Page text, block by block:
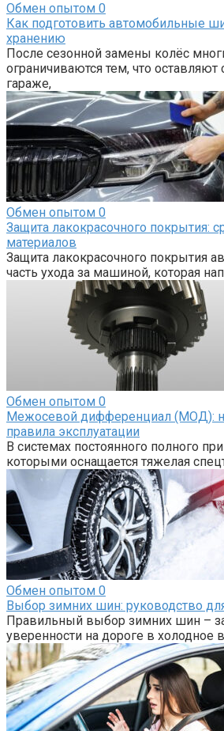
Обмен опытом 0
Как подготовить автомобильные
хранению
После сезонной замены колёс
ограничиваются тем, что
гараже,
Обмен опытом 0
Защита лакокрасочного покрытия:
материалов
Защита лакокрасочного покрытия
часть ухода за машиной, которая
Обмен опытом 0
Межосевой дифференциал (МОД):
правила эксплуатации
В системах постоянного полного
которыми оснащается тяжелая
Обмен опытом 0
Выбор зимних шин: руководство
Правильный выбор зимних шин –
уверенности на дороге в холодное